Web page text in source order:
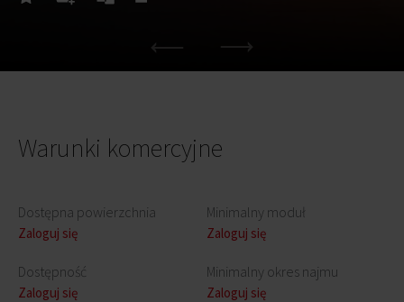
Warunki komercyjne
Dostępna powierzchnia
Zaloguj się
Dostępność
Zaloguj się
Minimalny moduł
Zaloguj się
Minimalny okres najmu
Zaloguj się